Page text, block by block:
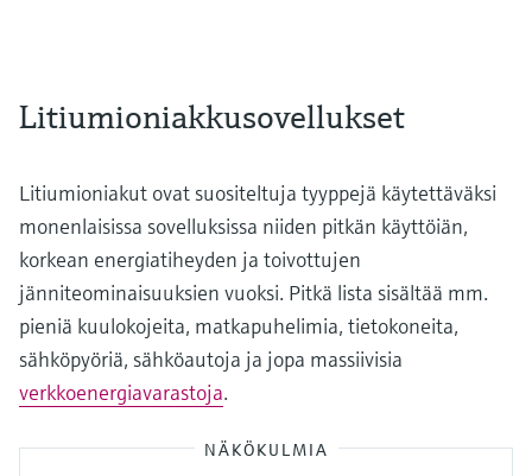
Litiumioniakkusovellukset
Litiumioniakut ovat suositeltuja tyyppejä käytettäväksi
monenlaisissa sovelluksissa niiden pitkän käyttöiän,
korkean energiatiheyden ja toivottujen
jänniteominaisuuksien vuoksi. Pitkä lista sisältää mm.
pieniä kuulokojeita, matkapuhelimia, tietokoneita,
sähköpyöriä, sähköautoja ja jopa massiivisia
verkkoenergiavarastoja.
NÄKÖKULMIA